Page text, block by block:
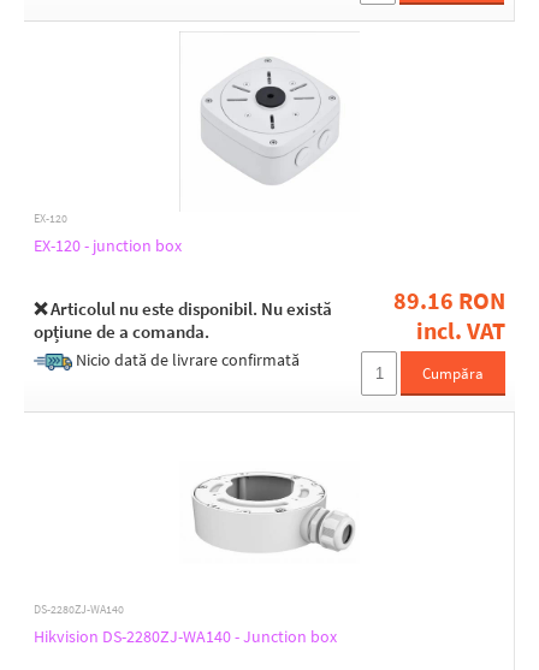
EX-120
EX-120 - junction box
❌ Articolul nu este disponibil. Nu există
opțiune de a comanda.
Nicio dată de livrare confirmată
89.16 RON
incl. VAT
Cumpăra
DS-2280ZJ-WA140
Hikvision DS-2280ZJ-WA140 - Junction box